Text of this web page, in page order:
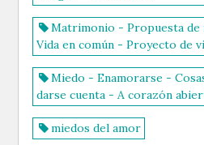
Matrimonio - Propuesta
Vida en común - Proyecto de
Miedo - Enamorarse -
darse cuenta - A corazón
miedos del amor